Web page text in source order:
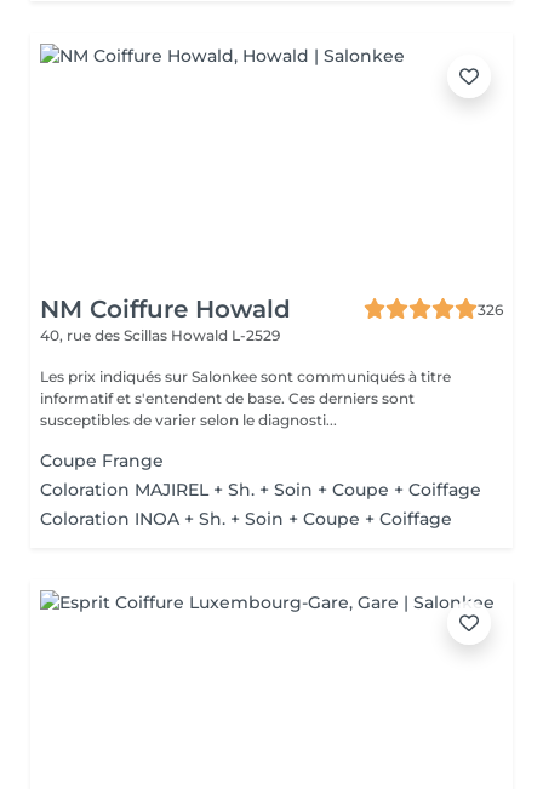
NM Coiffure Howald
326
40, rue des Scillas Howald L-2529
Les prix indiqués sur Salonkee sont communiqués à titre
informatif et s'entendent de base. Ces derniers sont
susceptibles de varier selon le diagnosti...
Coupe Frange
Coloration MAJIREL + Sh. + Soin + Coupe + Coiffage
Coloration INOA + Sh. + Soin + Coupe + Coiffage